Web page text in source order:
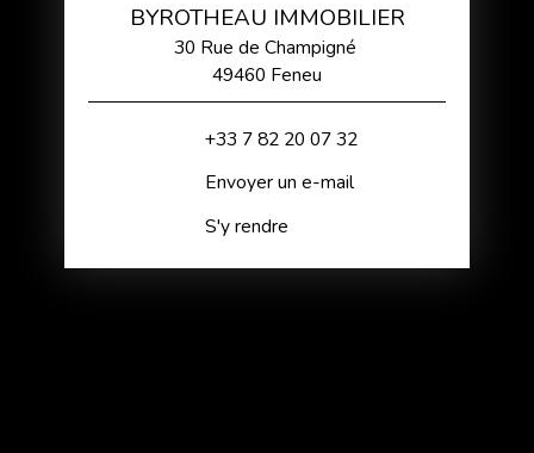
BYROTHEAU IMMOBILIER
30 Rue de Champigné
49460 Feneu
+33 7 82 20 07 32
Envoyer un e-mail
S'y rendre